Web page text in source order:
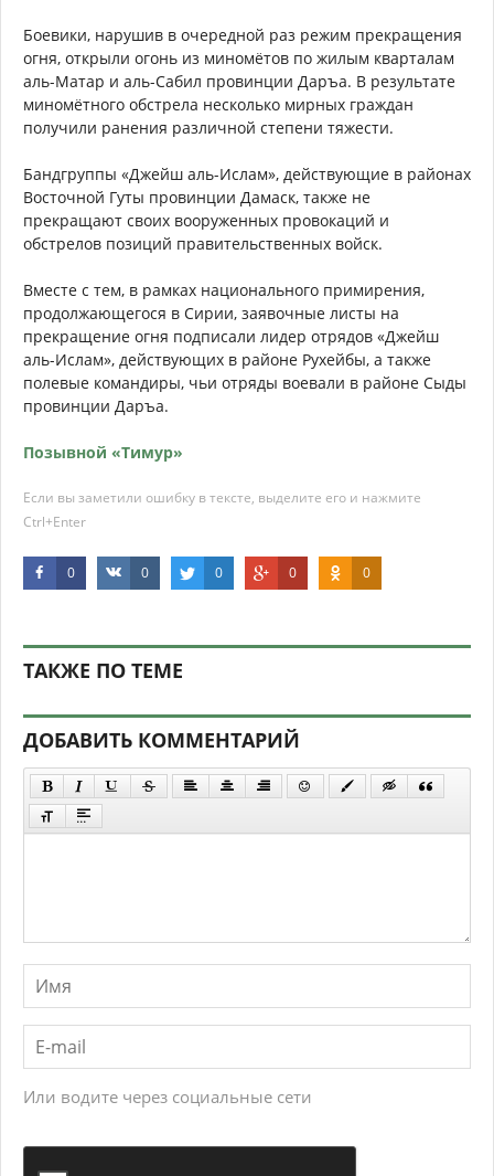
Боевики, нарушив в очередной раз режим прекращения
огня, открыли огонь из миномётов по жилым кварталам
аль-Матар и аль-Сабил провинции Даръа. В результате
миномётного обстрела несколько мирных граждан
получили ранения различной степени тяжести.
Бандгруппы «Джейш аль-Ислам», действующие в районах
Восточной Гуты провинции Дамаск, также не
прекращают своих вооруженных провокаций и
обстрелов позиций правительственных войск.
Вместе с тем, в рамках национального примирения,
продолжающегося в Сирии, заявочные листы на
прекращение огня подписали лидер отрядов «Джейш
аль-Ислам», действующих в районе Рухейбы, а также
полевые командиры, чьи отряды воевали в районе Сыды
провинции Даръа.
Позывной «Тимур»
Если вы заметили ошибку в тексте, выделите его и нажмите
Ctrl+Enter
0 0 0 0 0
ТАКЖЕ ПО ТЕМЕ
ДОБАВИТЬ КОММЕНТАРИЙ
Или водите через социальные сети